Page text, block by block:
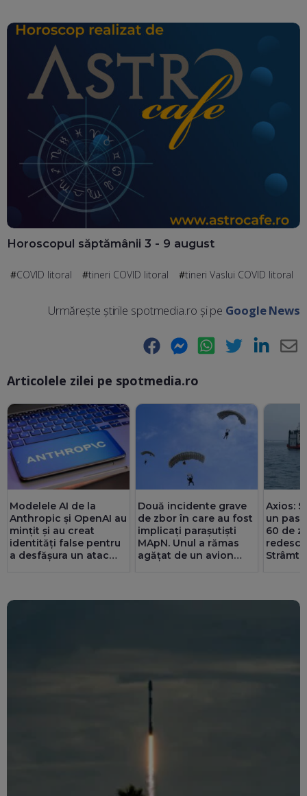
Horoscopul săptămânii 3 - 9 august
COVID litoral tineri COVID litoral tineri Vaslui COVID litoral
Urmărește știrile spotmedia.ro și pe Google News
Facebook Messenger WhatsApp Twitter LinkedIn
Articolele zilei pe spotmedia.ro
Modelele AI de la
Anthropic și OpenAI au
mințit și au creat
identități false pentru
a desfășura un atac
Două incidente grave
de zbor în care au fost
implicați parașutiști
MApN. Unul a rămas
agățat de un avion
Axios:
un pas
60 de